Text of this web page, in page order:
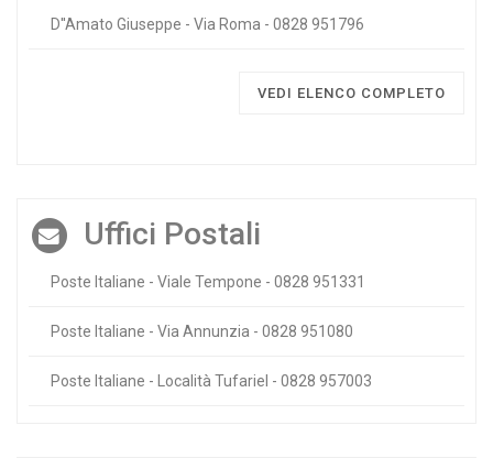
D''Amato Giuseppe - Via Roma - 0828 951796
VEDI ELENCO COMPLETO
Uffici Postali
Poste Italiane - Viale Tempone - 0828 951331
Poste Italiane - Via Annunzia - 0828 951080
Poste Italiane - Località Tufariel - 0828 957003